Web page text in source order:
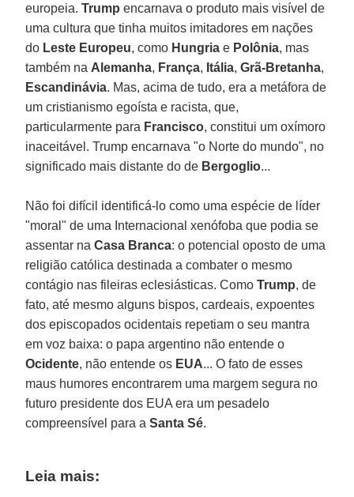
europeia.Trump encarnava o produto mais visível de
uma cultura que tinha muitos imitadores em nações
do Leste Europeu, como Hungria e Polônia, mas
também na Alemanha, França, Itália,Grã-Bretanha,
Escandinávia. Mas, acima de tudo, era a metáfora de
um cristianismo egoísta e racista, que,
particularmente para Francisco, constitui um oxímoro
inaceitável. Trump encarnava "o Norte do mundo", no
significado mais distante do de Bergoglio...
Não foi difícil identificá-lo como uma espécie de líder
"moral" de uma Internacional xenófoba que podia se
assentar naCasa Branca: o potencial oposto de uma
religião católica destinada a combater o mesmo
contágio nas fileiras eclesiásticas. ComoTrump, de
fato, até mesmo alguns bispos, cardeais, expoentes
dos episcopados ocidentais repetiam o seu mantra
em voz baixa: o papa argentino não entende o
Ocidente, não entende os EUA... O fato de esses
maus humores encontrarem uma margem segura no
futuro presidente dos EUA era um pesadelo
compreensível para aSanta Sé.
Leia mais: